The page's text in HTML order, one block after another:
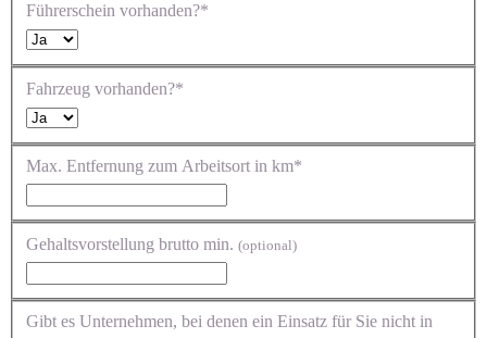
Führerschein vorhanden?*
Fahrzeug vorhanden?*
Max. Entfernung zum Arbeitsort in km*
Gehaltsvorstellung brutto min. (optional)
Gibt es Unternehmen, bei denen ein Einsatz für Sie nicht in